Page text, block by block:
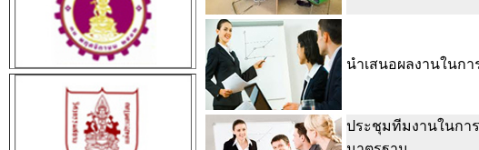
นำเสนอผลงานในก
ประชุมทีมงานในกา